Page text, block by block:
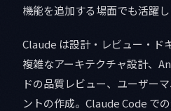
機能を追加する場面でも活躍し
Claude は設計・レビュー・ド
複雑なアーキテクチャ設計、
ドの品質レビュー、ユーザー
ントの作成。Claude Code で